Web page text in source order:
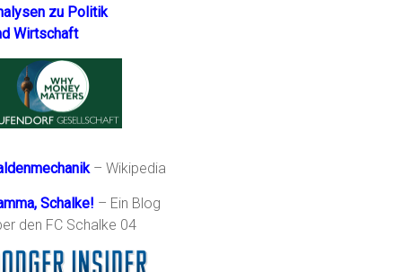
zu Politik
Wirtschaft
– Wikipedia
Schalke! – Ein Blog
den FC Schalke 04